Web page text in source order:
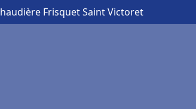
Frisquet Saint Victoret